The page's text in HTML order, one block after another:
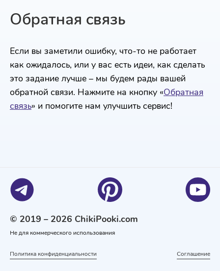
Обратная связь
Если вы заметили ошибку, что-то не работает
как ожидалось, или у вас есть идеи, как сделать
это задание лучше – мы будем рады вашей
обратной связи. Нажмите на кнопку «Обратная
связь» и помогите нам улучшить сервис!
© 2019 – 2026 ChikiPooki.com
Не для коммерческого использования
Политика конфиденциальности Соглашение